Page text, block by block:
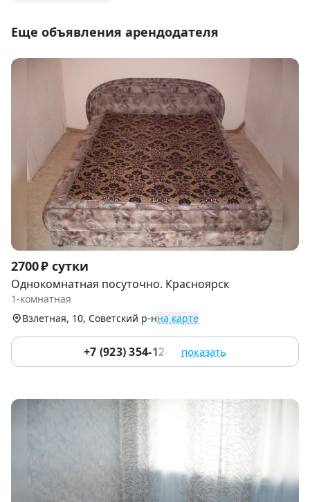
Еще объявления арендодателя
Item
1
of
7
2700 ₽ сутки
Однокомнатная посуточно. Красноярск
1-комнатная
Взлетная, 10, Советский р-нна карте
+7 (923) 354-12-51 показать